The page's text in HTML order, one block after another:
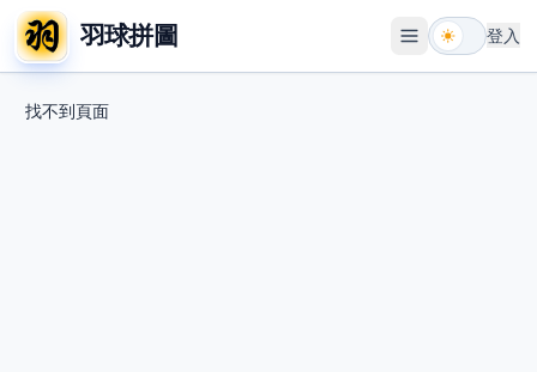
羽球拼圖 開啟選單
登入
找不到頁面